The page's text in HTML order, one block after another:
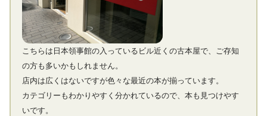
こちらは日本領事館の入っているビル近くの古本屋で、ご存知
の方も多いかもしれません。
店内は広くはないですが色々な最近の本が揃っています。
カテゴリーもわかりやすく分かれているので、本も見つけやす
いです。